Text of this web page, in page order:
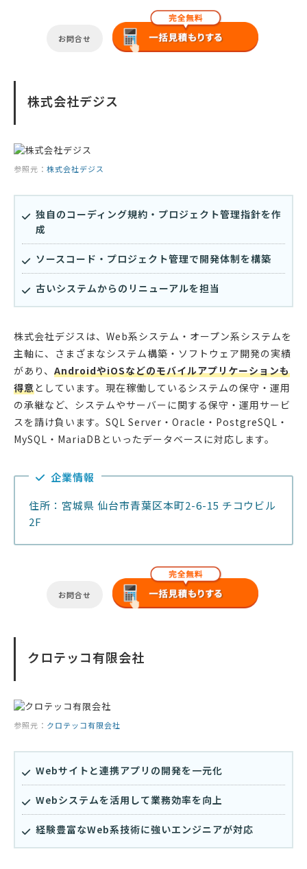
お問合せ
株式会社デジス
参照元： 株式会社デジス
独自のコーディング規約・プロジェクト管理指針を作
成
ソースコード・プロジェクト管理で開発体制を構築
古いシステムからのリニューアルを担当
株式会社デジスは、Web系システム・オープン系システムを
主軸に、さまざまなシステム構築・ソフトウェア開発の実績
があり、 AndroidやiOSなどのモバイルアプリケーションも
得意としています。現在稼働しているシステムの保守・運用
の承継など、システムやサーバーに関する保守・運用サービ
スを請け負います。SQL Server・Oracle・PostgreSQL・
MySQL・MariaDBといったデータベースに対応します。
企業情報
住所：宮城県 仙台市青葉区本町2-6-15 チコウビル
2F
お問合せ
クロテッコ有限会社
参照元： クロテッコ有限会社
Webサイトと連携アプリの開発を一元化
Webシステムを活用して業務効率を向上
経験豊富なWeb系技術に強いエンジニアが対応